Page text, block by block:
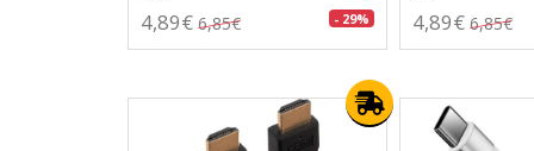
4,89€ 6,85€ - 29% 4,89€ 6,85€